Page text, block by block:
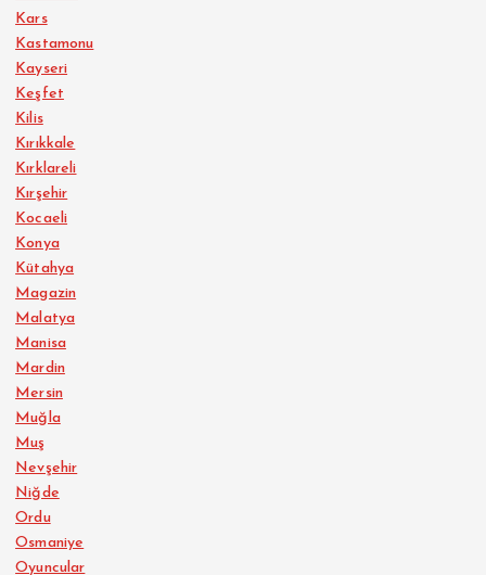
Kars
Kastamonu
Kayseri
Keşfet
Kilis
Kırıkkale
Kırklareli
Kırşehir
Kocaeli
Konya
Kütahya
Magazin
Malatya
Manisa
Mardin
Mersin
Muğla
Muş
Nevşehir
Niğde
Ordu
Osmaniye
Oyuncular